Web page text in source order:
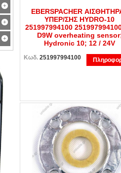
EBERSPACHER
ΥΠΕΡ/ΣΗΣ HYDRO-10
251997994100
D9W overheating
Hydronic 10; 12 / 24V
Κωδ. 251997994100